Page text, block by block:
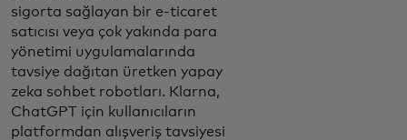
sigorta sağlayan bir e-ticaret
satıcısı veya çok yakında para
yönetimi uygulamalarında
tavsiye dağıtan üretken yapay
zeka sohbet robotları. Klarna,
ChatGPT için kullanıcıların
platformdan alışveriş tavsiyesi